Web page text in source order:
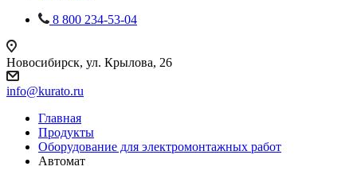
8 800 234-53-04
Новосибирск, ул. Крылова, 26
info@kurato.ru
Главная
Продукты
Оборудование для электромонтажных работ
Автомат